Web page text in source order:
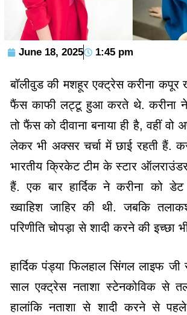
June 18, 2025 1:45 pm
बॉलीवुड की मशहूर एक्ट्रेस करीना
फैंस काफी लट्टू हुआ करते थे. करीना ने
तो फैंस को दीवाना बनाया ही है, वहीं वो
लेकर भी अक्सर चर्चा में छाई रहती हैं.
भारतीय क्रिकेट टीम के स्टार ऑलराउंडर
हैं. एक बार हार्दिक ने करीना को
ख्वाहिश जाहिर की थी. जबकि
परिणीति चोपड़ा से शादी करने की इच्छा
हार्दिक पंड्या फिलहाल सिंगल लाइफ
साल एक्ट्रेस नताशा स्टेनकोविक से
हालांकि नताशा से शादी करने से